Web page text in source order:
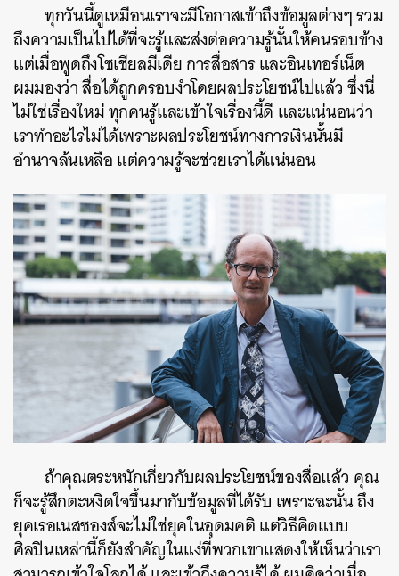
ทุกวันนี้ดูเหมือนเราจะมีโอกาสเข้าถึงข้อมูลต่างๆ รวม
ถึงความเป็นไปได้ที่จะรู้และส่งต่อความรู้นั้นให้คนรอบข้าง
แต่เมื่อพูดถึงโซเชียลมีเดีย การสื่อสาร และอินเทอร์เน็ต
ผมมองว่า สื่อได้ถูกครอบงำโดยผลประโยชน์ไปแล้ว ซึ่งนี่
ไม่ใช่เรื่องใหม่ ทุกคนรู้และเข้าใจเรื่องนี้ดี และแน่นอนว่า
เราทำอะไรไม่ได้เพราะผลประโยชน์ทางการเงินนั้นมี
อำนาจล้นเหลือ แต่ความรู้จะช่วยเราได้แน่นอน
ถ้าคุณตระหนักเกี่ยวกับผลประโยชน์ของสื่อแล้ว คุณ
ก็จะรู้สึกตะหงิดใจขึ้นมากับข้อมูลที่ได้รับ เพราะฉะนั้น ถึง
ยุคเรอเนสซองส์จะไม่ใช่ยุคในอุดมคติ แต่วิธีคิดแบบ
ศิลปินเหล่านี้ก็ยังสำคัญในแง่ที่พวกเขาแสดงให้เห็นว่าเรา